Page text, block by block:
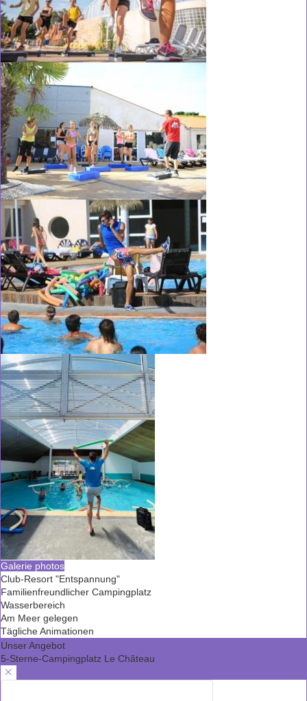
Galerie photos
Club-Resort "Entspannung"
Familienfreundlicher Campingplatz
Wasserbereich
Am Meer gelegen
Tägliche Animationen
Unser Angebot
5-Sterne-Campingplatz Le Château